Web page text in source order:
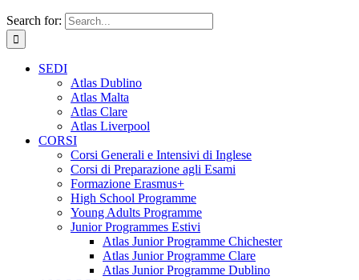
Search for:
SEDI
Atlas Dublino
Atlas Malta
Atlas Clare
Atlas Liverpool
CORSI
Corsi Generali e Intensivi di Inglese
Corsi di Preparazione agli Esami
Formazione Erasmus+
High School Programme
Young Adults Programme
Junior Programmes Estivi
Atlas Junior Programme Chichester
Atlas Junior Programme Clare
Atlas Junior Programme Dublino